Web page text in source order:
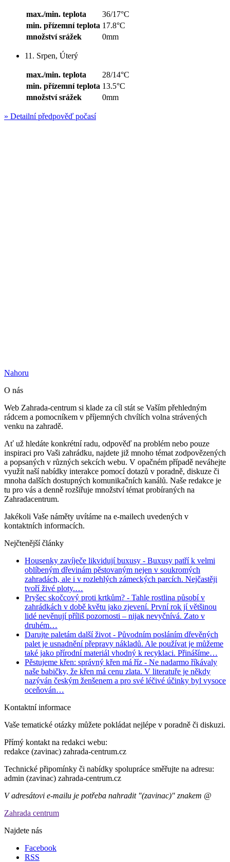
max./min. teplota
36/17°C
min. přízemní teplota 17.8°C
množství srážek
0mm
11. Srpen, Úterý
max./min. teplota
28/14°C
min. přízemní teplota 13.5°C
množství srážek
0mm
» Detailní předpověď počasí
Nahoru
O nás
Web Zahrada-centrum si klade za cíl stát se Vaším přehledným
rádcem a pomocníkem v příjemných chvílích volna strávených
venku na zahradě.
Ať už hledáte konkrétní radu, odpověď na problém nebo pouze
inspiraci pro Vaši zahrádku, najdete již mnoho témat zodpovězených
a popsaných v různých sekcích webu. V opačném případě neváhejte
využít naší nabídky interakce pomocí dotazů v poradně, diskuze či
mnoha dalších dostupných komunikačních kanálů. Naše redakce je
tu pro vás a denně rozšiřuje množství témat probíraných na
Zahradacentrum.
Jakékoli Vaše náměty uvítáme na e-mailech uvedených v
kontaktních informacích.
Nejčtenější články
Housenky zavíječe likvidují buxusy - Buxusy patří k velmi
oblíbeným dřevinám pěstovaným nejen v soukromých
zahradách, ale i v rozlehlých zámeckých parcích. Nejčastěji
tvoří živé ploty.…
Pryšec skočcový proti krtkům? - Tahle rostlina působí v
zahrádkách v době květu jako zjevení. První rok jí většinou
lidé nevěnují příliš pozornosti – nijak nevyčnívá. Zato v
druhém…
Darujte paletám další život - Původním posláním dřevěných
palet je usnadnění přepravy nákladů. Ale používat je můžeme
také jako přírodní materiál vhodný k recyklaci. Přinášíme…
Pěstujeme křen: správný křen má říz - Ne nadarmo říkávaly
naše babičky, že křen má cenu zlata. V literatuře je někdy
nazýván českým ženšenem a pro své léčivé účinky byl vysoce
oceňován…
Kontaktní informace
Vaše tematické otázky můžete pokládat nejlépe v poradně či diskuzi.
Přímý kontakt na redakci webu:
redakce (zavinac) zahrada-centrum.cz
Technické připomínky či nabídky spolupráce směřujte na adresu:
admin (zavinac) zahrada-centrum.cz
V adresátovi e-mailu je potřeba nahradit "(zavinac)" znakem @
Zahrada centrum
Najdete nás
Facebook
RSS